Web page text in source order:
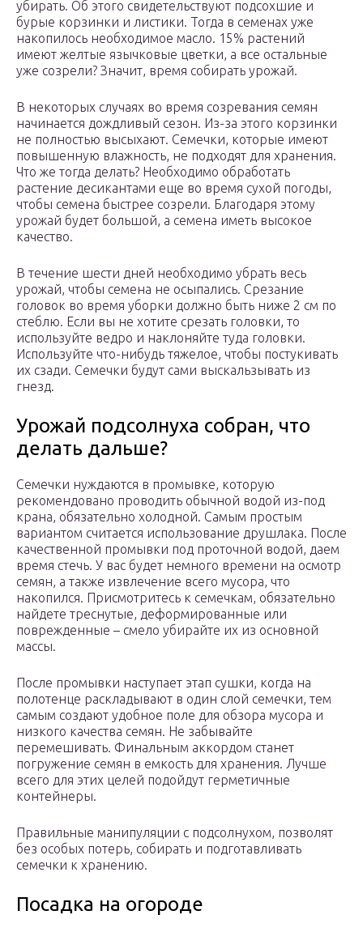
убирать. Об этого свидетельствуют подсохшие и
бурые корзинки и листики. Тогда в семенах уже
накопилось необходимое масло. 15% растений
имеют желтые язычковые цветки, а все остальные
уже созрели? Значит, время собирать урожай.
В некоторых случаях во время созревания семян
начинается дождливый сезон. Из-за этого корзинки
не полностью высыхают. Семечки, которые имеют
повышенную влажность, не подходят для хранения.
Что же тогда делать? Необходимо обработать
растение десикантами еще во время сухой погоды,
чтобы семена быстрее созрели. Благодаря этому
урожай будет большой, а семена иметь высокое
качество.
В течение шести дней необходимо убрать весь
урожай, чтобы семена не осыпались. Срезание
головок во время уборки должно быть ниже 2 см по
стеблю. Если вы не хотите срезать головки, то
используйте ведро и наклоняйте туда головки.
Используйте что-нибудь тяжелое, чтобы постукивать
их сзади. Семечки будут сами выскальзывать из
гнезд.
Урожай подсолнуха собран, что
делать дальше?
Семечки нуждаются в промывке, которую
рекомендовано проводить обычной водой из-под
крана, обязательно холодной. Самым простым
вариантом считается использование друшлака. После
качественной промывки под проточной водой, даем
время стечь. У вас будет немного времени на осмотр
семян, а также извлечение всего мусора, что
накопился. Присмотритесь к семечкам, обязательно
найдете треснутые, деформированные или
поврежденные – смело убирайте их из основной
массы.
После промывки наступает этап сушки, когда на
полотенце раскладывают в один слой семечки, тем
самым создают удобное поле для обзора мусора и
низкого качества семян. Не забывайте
перемешивать. Финальным аккордом станет
погружение семян в емкость для хранения. Лучше
всего для этих целей подойдут герметичные
контейнеры.
Правильные манипуляции с подсолнухом, позволят
без особых потерь, собирать и подготавливать
семечки к хранению.
Посадка на огороде